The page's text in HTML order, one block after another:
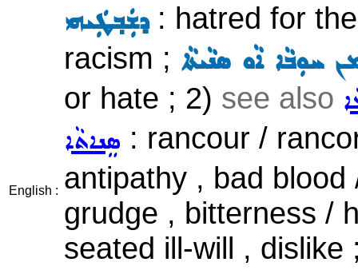
English :
ܕܫܲܒ݂ܛܲܝܗܝ: hatred for
racism ; ܚܘܼܒܵܐ ܐܵܘ ܣܢܵܝܬܵܐ
or hate ; 2) see also
ܣܸܢܐܬܵܐ : rancour /
antipathy , bad
grudge , bitterness /
seated ill-will ,